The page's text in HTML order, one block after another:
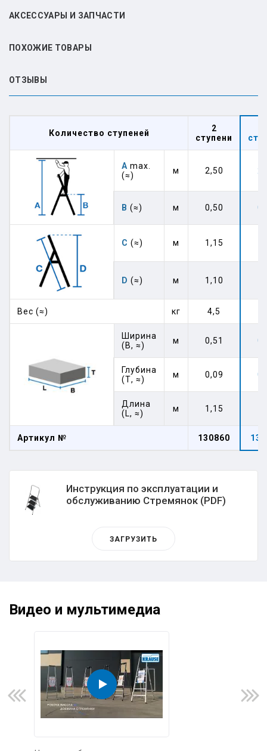
АКСЕССУАРЫ И ЗАПЧАСТИ
ПОХОЖИЕ ТОВАРЫ
ОТЗЫВЫ
Артикул № 130860
Количество ступеней
2
ступени
А max.
(≈)
м 2,50
В (≈) м 0,50
C (≈) м 1,15
D (≈) м 1,10
Вес (≈) кг 4,5
Ширина
(В, ≈)
м 0,51
Глубина
(Т, ≈)
м 0,09
Длина
(L, ≈)
м 1,15
Инструкция по эксплуатации и
обслуживанию Стремянок (PDF)
ЗАГРУЗИТЬ
Видео и мультимедиа